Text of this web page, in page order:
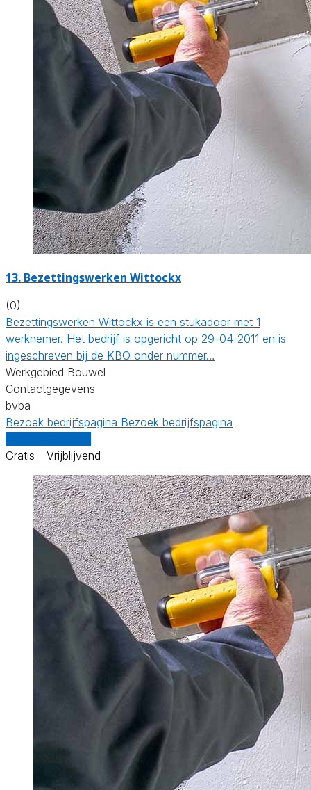
13. Bezettingswerken Wittockx
(0)
Bezettingswerken Wittockx is een stukadoor met 1
werknemer. Het bedrijf is opgericht op 29-04-2011 en is
ingeschreven bij de KBO onder nummer…
Werkgebied Bouwel
Contactgegevens
bvba
Bezoek bedrijfspagina Bezoek bedrijfspagina
Gratis - Vrijblijvend